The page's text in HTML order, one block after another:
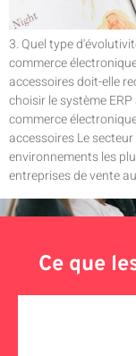
3. Quel type
commerce
accessoires doit-elle
choisir le système
commerce
accessoires Le
environnements les
entreprises de vente
Ce que